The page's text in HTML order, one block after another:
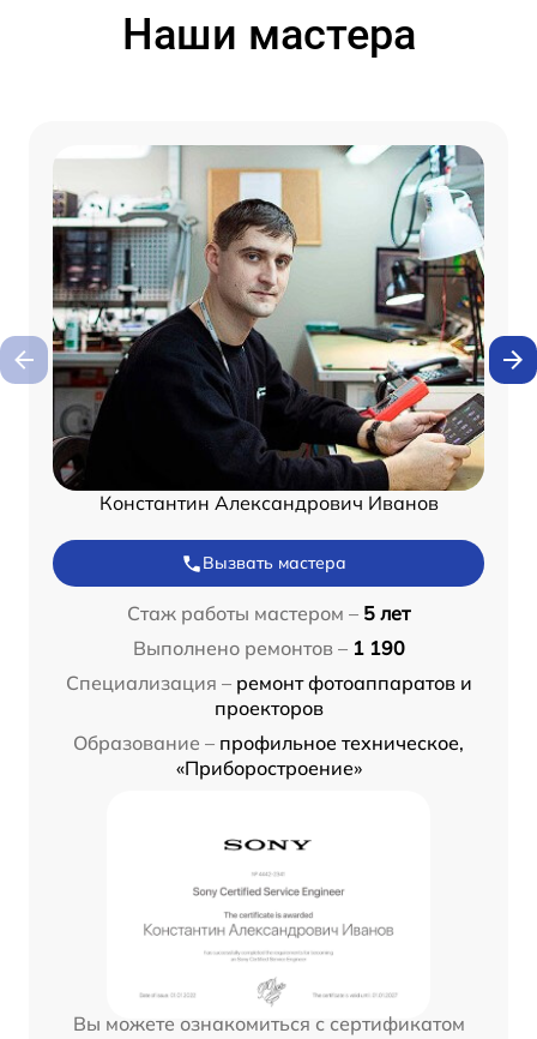
Наши мастера
Константин Александрович Иванов
Вызвать мастера
Стаж работы мастером – 5 лет
Выполнено ремонтов – 1 190
Специализация – ремонт фотоаппаратов и
проекторов
Образование – профильное техническое,
«Приборостроение»
Вы можете ознакомиться с сертификатом